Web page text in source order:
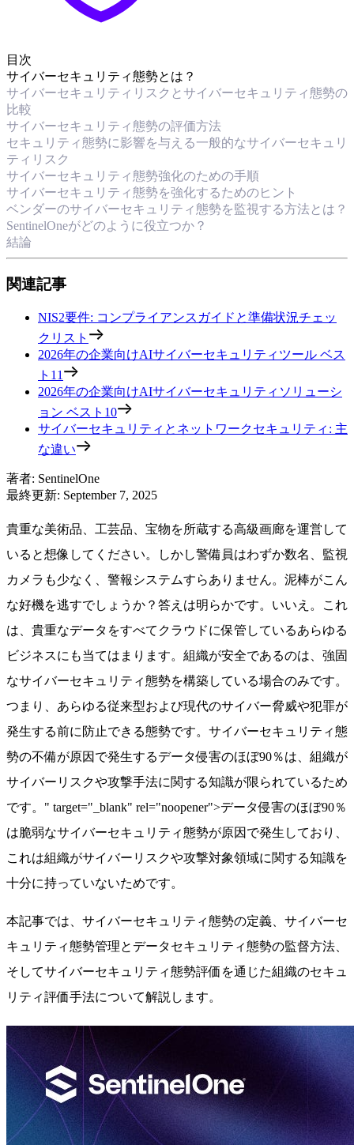
目次
サイバーセキュリティ態勢とは？
サイバーセキュリティリスクとサイバーセキュリティ態勢の
比較
サイバーセキュリティ態勢の評価方法
セキュリティ態勢に影響を与える一般的なサイバーセキュリ
ティリスク
サイバーセキュリティ態勢強化のための手順
サイバーセキュリティ態勢を強化するためのヒント
ベンダーのサイバーセキュリティ態勢を監視する方法とは？
SentinelOneがどのように役立つか？
結論
関連記事
NIS2要件: コンプライアンスガイドと準備状況チェッ
クリスト
2026年の企業向けAIサイバーセキュリティツール ベス
ト11
2026年の企業向けAIサイバーセキュリティソリューシ
ョン ベスト10
サイバーセキュリティとネットワークセキュリティ: 主
な違い
著者: SentinelOne
最終更新: September 7, 2025
貴重な美術品、工芸品、宝物を所蔵する高級画廊を運営して
いると想像してください。しかし警備員はわずか数名、監視
カメラも少なく、警報システムすらありません。泥棒がこん
な好機を逃すでしょうか？答えは明らかです。いいえ。これ
は、貴重なデータをすべてクラウドに保管しているあらゆる
ビジネスにも当てはまります。組織が安全であるのは、強固
なサイバーセキュリティ態勢を構築している場合のみです。
つまり、あらゆる従来型および現代のサイバー脅威や犯罪が
発生する前に防止できる態勢です。サイバーセキュリティ態
勢の不備が原因で発生するデータ侵害のほぼ90％は、組織が
サイバーリスクや攻撃手法に関する知識が限られているため
です。" target="_blank" rel="noopener">データ侵害のほぼ90％
は脆弱なサイバーセキュリティ態勢が原因で発生しており、
これは組織がサイバーリスクや攻撃対象領域に関する知識を
十分に持っていないためです。
本記事では、サイバーセキュリティ態勢の定義、サイバーセ
キュリティ態勢管理とデータセキュリティ態勢の監督方法、
そしてサイバーセキュリティ態勢評価を通じた組織のセキュ
リティ評価手法について解説します。